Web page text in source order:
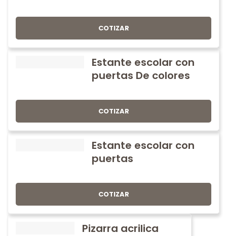
COTIZAR
Estante escolar con
puertas De colores
COTIZAR
Estante escolar con
puertas
COTIZAR
Pizarra acrilica